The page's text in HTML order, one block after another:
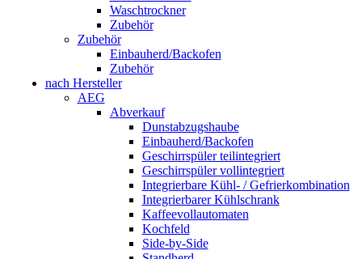
Waschtrockner
Zubehör
Zubehör
Einbauherd/Backofen
Zubehör
nach Hersteller
AEG
Abverkauf
Dunstabzugshaube
Einbauherd/Backofen
Geschirrspüler teilintegriert
Geschirrspüler vollintegriert
Integrierbare Kühl- / Gefrierkombination
Integrierbarer Kühlschrank
Kaffeevollautomaten
Kochfeld
Side-by-Side